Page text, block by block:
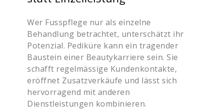
Wer Fusspflege nur als einzelne
Behandlung betrachtet, unterschätzt ihr
Potenzial. Pediküre kann ein tragender
Baustein einer Beautykarriere sein. Sie
schafft regelmässige Kundenkontakte,
eröffnet Zusatzverkäufe und lässt sich
hervorragend mit anderen
Dienstleistungen kombinieren.